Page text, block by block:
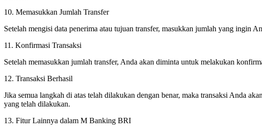
10. Memasukkan Jumlah Transfer
Setelah mengisi data penerima atau tujuan transfer, masukkan jumlah yang ingin
11. Konfirmasi Transaksi
Setelah memasukkan jumlah transfer, Anda akan diminta untuk melakukan
12. Transaksi Berhasil
Jika semua langkah di atas telah dilakukan dengan benar, maka transaksi Anda
yang telah dilakukan.
13. Fitur Lainnya dalam M Banking BRI